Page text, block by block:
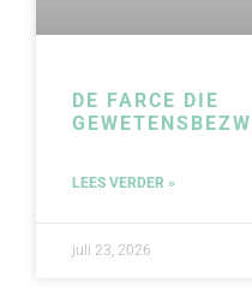
DE FARCE DIE
LEES VERDER »
juli 23, 2026